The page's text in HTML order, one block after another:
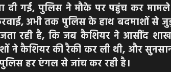
दी गई, पुलिस ने मौके पर पहुंच कर मामले
अभी तक पुलिस के हाथ बदमाशों से
रही है, कि जब कैशियर ने आसींद
ने कैशियर की रैकी कर ली थी, और
हर एंगल से जांच कर रही है।